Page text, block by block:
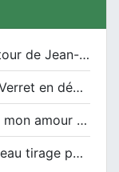
Une rencontre autour de Jean-Claude Suaudeau
Bernard Verret en dédicaces le samedi 13 décembre à l’Espace Culturel Atlantis
« Saupin mon amour » au salon du livre de Trentemoult
Un nouveau tirage pour le Docu-BD